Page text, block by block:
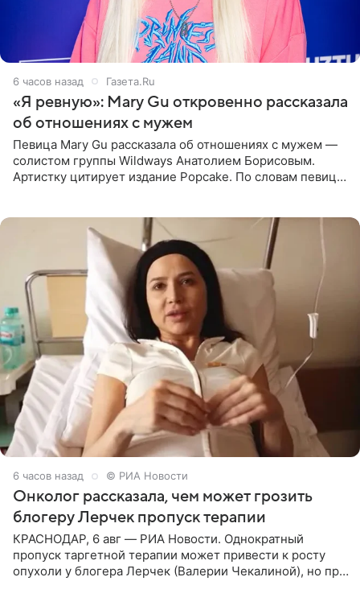
6 часов назад Газета.Ru
«Я ревную»: Mary Gu откровенно рассказала
об отношениях с мужем
Певица Mary Gu рассказала об отношениях с мужем —
солистом группы Wildways Анатолием Борисовым.
Артистку цитирует издание Popcake. По словам певицы,
6 часов назад © РИА Новости
Онколог рассказала, чем может грозить
блогеру Лерчек пропуск терапии
КРАСНОДАР, 6 авг — РИА Новости. Однократный
пропуск таргетной терапии может привести к росту
опухоли у блогера Лерчек (Валерии Чекалиной), но при